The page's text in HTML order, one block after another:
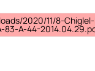
2020/11/8-
83-A-44-